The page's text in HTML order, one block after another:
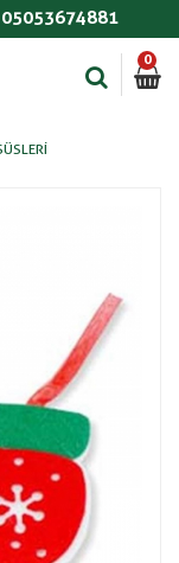
05053674881
0